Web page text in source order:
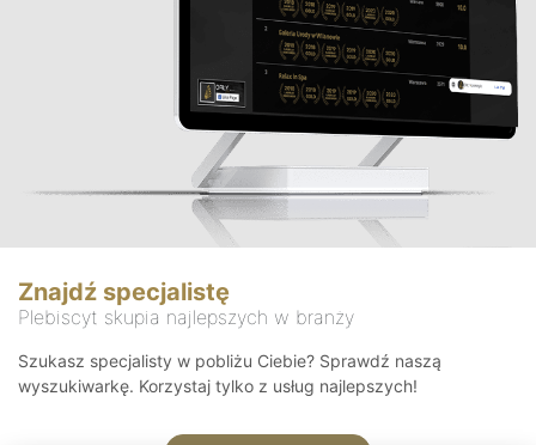
Znajdź specjalistę
Plebiscyt skupia najlepszych w branży
Szukasz specjalisty w pobliżu Ciebie? Sprawdź naszą
wyszukiwarkę. Korzystaj tylko z usług najlepszych!